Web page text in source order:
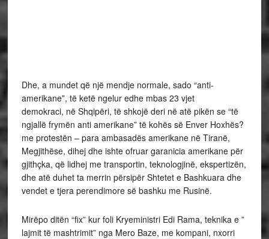
Dhe, a mundet që një mendje normale, sado “anti-
amerikane”, të ketë ngelur edhe mbas 23 vjet
demokraci, në Shqipëri, të shkojë deri në atë pikën se “të
ngjallë frymën anti amerikane” të kohës së Enver Hoxhës?
me protestën – para ambasadës amerikane në Tiranë,
Megjithëse, dihej dhe ishte ofruar garanicia amerikane për
gjithçka, që lidhej me transportin, teknologjinë, ekspertizën,
dhe atë duhet ta merrin përsipër Shtetet e Bashkuara dhe
vendet e tjera perendimore së bashku me Rusinë.
Mirëpo ditën “fix” kur foli Kryeministri Edi Rama, teknika e ”
lajmit të mashtrimit” nga Mero Baze, me kompani, nxorri